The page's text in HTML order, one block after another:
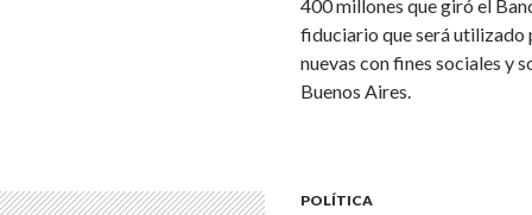
400 millones que giró el
fiduciario que será
nuevas con fines sociales y
Buenos Aires.
POLÍTICA